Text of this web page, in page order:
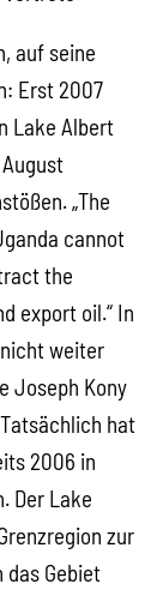
auf seine
Erst 2007
Lake Albert
„The
cannot
the
export oil.“ In
weiter
Joseph Kony
hat
2006 in
Der Lake
zur
das Gebiet